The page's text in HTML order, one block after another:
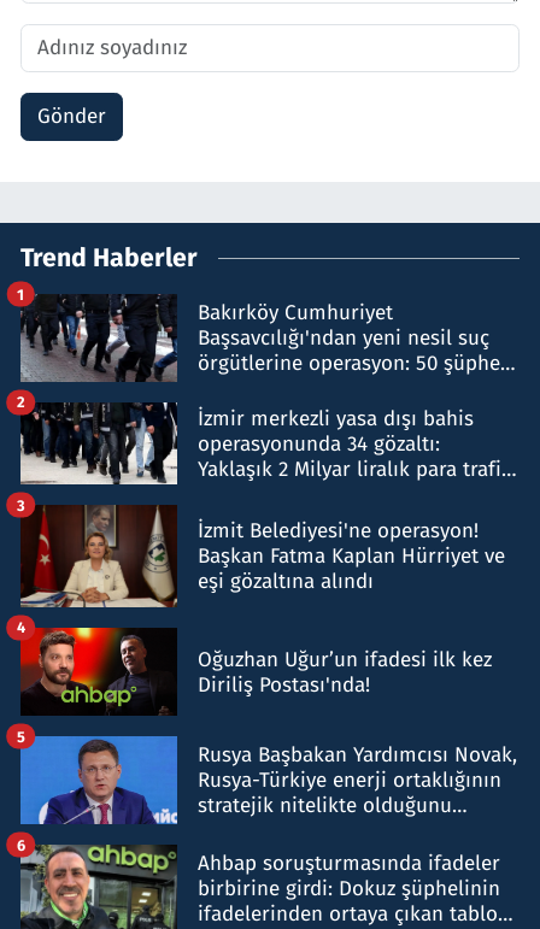
Gönder
Trend Haberler
Bakırköy Cumhuriyet
Başsavcılığı'ndan yeni nesil suç
örgütlerine operasyon: 50 şüpheli
1
İzmir merkezli yasa dışı bahis
operasyonunda 34 gözaltı:
Yaklaşık 2 Milyar liralık para trafiği
2
İzmit Belediyesi'ne operasyon!
Başkan Fatma Kaplan Hürriyet ve
eşi gözaltına alındı
3
Oğuzhan Uğur’un ifadesi ilk kez
Diriliş Postası'nda!
4
Rusya Başbakan Yardımcısı Novak,
Rusya-Türkiye enerji ortaklığının
stratejik nitelikte olduğunu
5
Ahbap soruşturmasında ifadeler
birbirine girdi: Dokuz şüphelinin
ifadelerinden ortaya çıkan tablo
6